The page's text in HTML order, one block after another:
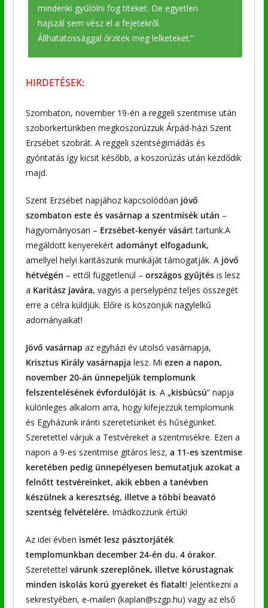
mindenki gyűlölni fog titeket. De egyetlen
hajszál sem vész el a fejetekről.
Állhatatossággal őrzitek meg lelketeket.”
HIRDETÉSEK:
Szombaton, november 19-én a reggeli szentmise után
szoborkertünkben megkoszorúzzuk Árpád-házi Szent
Erzsébet szobrát. A reggeli szentségimádás és
gyóntatás így kicsit később, a koszorúzás után kezdődik
majd.
Szent Erzsébet napjához kapcsolódóan jövő
szombaton este és vasárnap a szentmisék után –
hagyományosan – Erzsébet-kenyér vásárt tartunk.A
megáldott kenyerekért adományt elfogadunk,
amellyel helyi karitászunk munkáját támogatják. A jövő
hétvégén – ettől függetlenül – országos gyűjtésis lesz
a Karitász javára, vagyis a perselypénz teljes összegét
erre a célra küldjük. Előre is köszönjük nagylelkű
adományaikat!
Jövő vasárnap az egyházi év utolsó vasárnapja,
Krisztus Király vasárnapja lesz. Mi ezen a napon,
november 20-án ünnepeljük templomunk
felszentelésének évfordulóját is. A „kisbúcsú” napja
különleges alkalom arra, hogy kifejezzük templomunk
és Egyházunk iránti szeretetünket és hűségünket.
Szeretettel várjuk a Testvéreket a szentmisékre. Ezen a
napon a 9-es szentmise gitáros lesz, a 11-es szentmise
keretében pedig ünnepélyesen bemutatjuk azokat a
felnőtt testvéreinket, akik ebben a tanévben
készülnek a keresztség, illetve a többi beavató
szentség felvételére. Imádkozzunk értük!
Az idei évben ismét lesz pásztorjáték
templomunkban december 24-én du. 4 órakor.
Szeretettel várunk szereplőnek, illetve kórustagnak
minden iskolás korú gyereket és fiatalt! Jelentkezni a
sekrestyében, e-mailen (kaplan@szgp.hu) vagy az első